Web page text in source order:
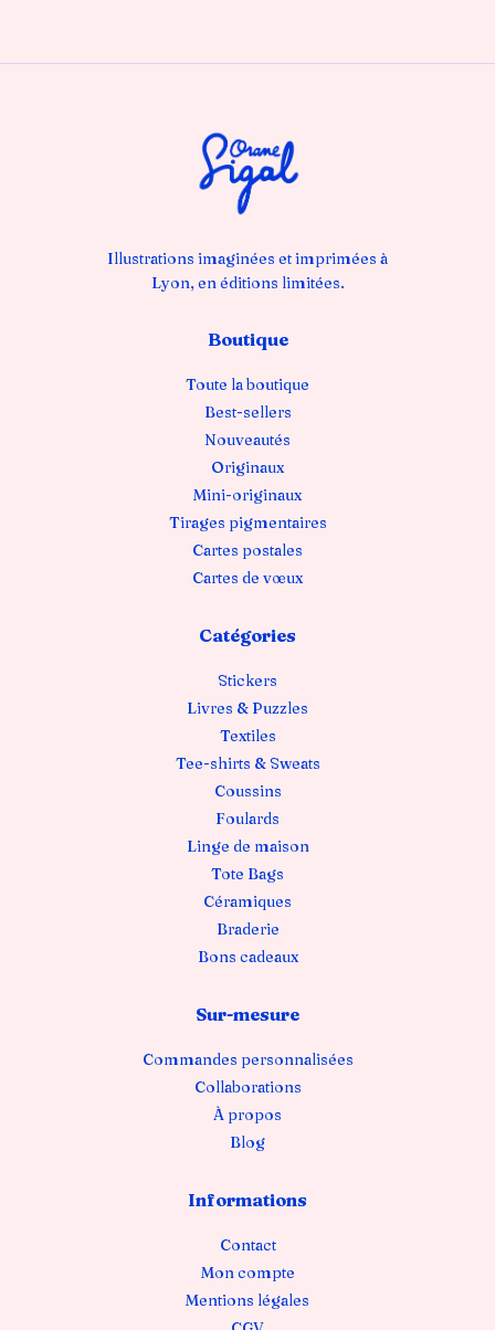
Illustrations imaginées et imprimées à
Lyon, en éditions limitées.
Boutique
Toute la boutique
Best-sellers
Nouveautés
Originaux
Mini-originaux
Tirages pigmentaires
Cartes postales
Cartes de vœux
Catégories
Stickers
Livres & Puzzles
Textiles
Tee-shirts & Sweats
Coussins
Foulards
Linge de maison
Tote Bags
Céramiques
Braderie
Bons cadeaux
Sur-mesure
Commandes personnalisées
Collaborations
À propos
Blog
Informations
Contact
Mon compte
Mentions légales